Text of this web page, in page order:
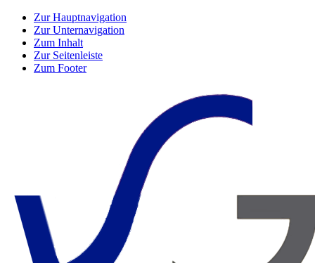
Zur Hauptnavigation
Zur Unternavigation
Zum Inhalt
Zur Seitenleiste
Zum Footer